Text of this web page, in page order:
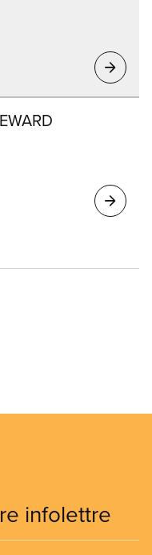
infolettre